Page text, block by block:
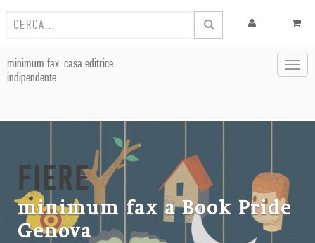
minimum fax: casa editrice
indipendente
FIERE
minimum fax a Book Pride
Genova